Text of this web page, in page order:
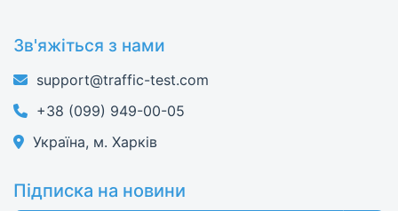
Зв'яжіться з нами
support@traffic-test.com
+38 (099) 949-00-05
Україна, м. Харків
Підписка на новини